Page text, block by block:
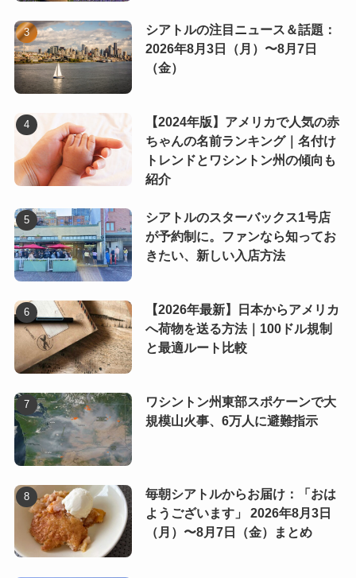
シアトルの注目ニュース＆話題：
2026年8月3日（月）〜8月7日
（金）
【2024年版】アメリカで人気の赤
ちゃんの名前ランキング｜名付け
トレンドとワシントン州の傾向も
紹介
シアトルのスターバックス1号店
が予約制に。ファンなら知ってお
きたい、新しい入店方法
【2026年最新】日本からアメリカ
へ荷物を送る方法｜100ドル規制
と最適ルート比較
ワシントン州東部スポケーンで大
規模山火事、6万人に避難指示
毎朝シアトルからお届け：「おは
ようございます」 2026年8月3日
（月）〜8月7日（金）まとめ